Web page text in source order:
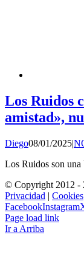
Los Ruidos
amistad»,
Diego08/01/2025|
Los Ruidos son una
© Copyright 2012 -
Privacidad | Cookies
FacebookInstagram
Page load link
Ir a Arriba